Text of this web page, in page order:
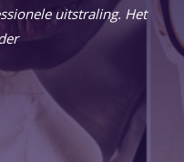
uitstraling. Het